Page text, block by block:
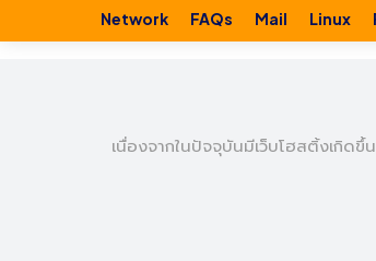
Network FAQs Mail Linux
เนื่องจากในปัจจุบันมีเว็บโฮสติ้งเกิดขึ้